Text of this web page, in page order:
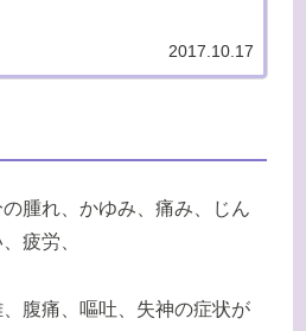
2017.10.17
の腫れ、かゆみ、痛み、じん
疲労、
腹痛、嘔吐、失神の症状が